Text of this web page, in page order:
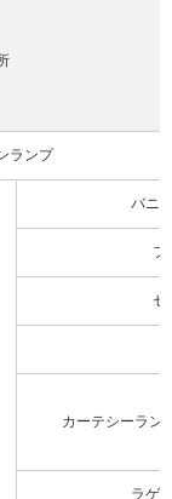
ランプ
バニ
フ
セ
カーテシーラン
ラゲ